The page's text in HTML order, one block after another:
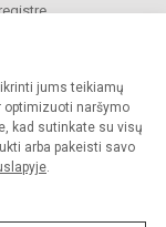
jums teikiamų
optimizuoti naršymo
kad sutinkate su visų
arba pakeisti savo
.
teisės saugomos.
draudžiama.